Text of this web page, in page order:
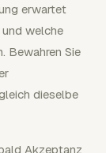
erwartet
welche
Bewahren Sie
dieselbe
Akzeptanz